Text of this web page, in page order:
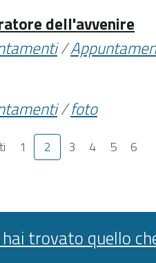
dell'avvenire
/
/foto
1 2 3 4 5
6
trovato quello